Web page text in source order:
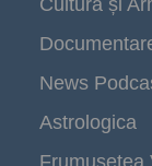
News
Astrologica
Frumusetea